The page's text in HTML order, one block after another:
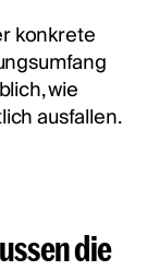
konkrete
wie
ausfallen.
die